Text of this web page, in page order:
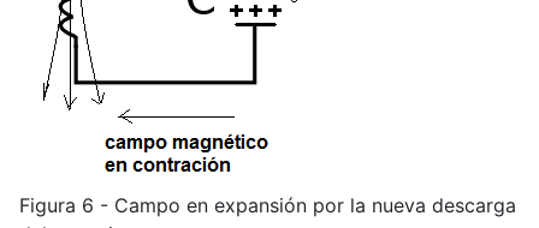
Figura 6 - Campo en expansión por la nueva descarga